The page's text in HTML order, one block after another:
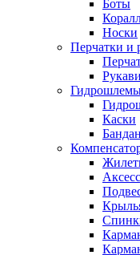
Боты
Носки
Перчатки и
Каски